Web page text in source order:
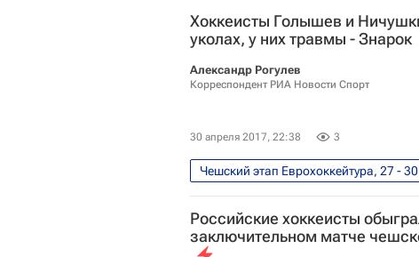
Хоккеисты Голышев и
уколах, у них травмы - Знарок
Александр Рогулев
Корреспондент РИА Новости Спорт
30 апреля 2017, 22:38 3
Чешский этап Еврохоккейтура, 27 -
Олег Знарок
Еврохоккейтур
Сборная России по хоккею с шайбой
Российские хоккеисты
заключительном матче